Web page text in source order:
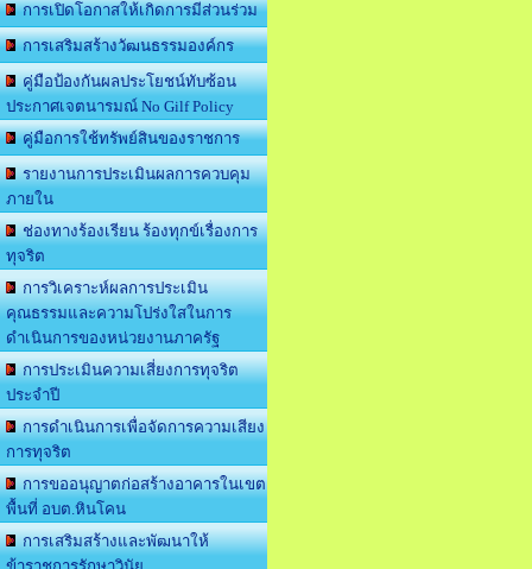
การเปิดโอกาสให้เกิดการมีส่วนร่วม
การเสริมสร้างวัฒนธรรมองค์กร
คู่มือป้องกันผลประโยชน์ทับซ้อน
ประกาศเจตนารมณ์ No Gilf Policy
คู่มือการใช้ทรัพย์สินของราชการ
รายงานการประเมินผลการควบคุม
ภายใน
ช่องทางร้องเรียน ร้องทุกข์เรื่องการ
ทุจริต
การวิเคราะห์ผลการประเมิน
คุณธรรมและความโปร่งใสในการ
ดำเนินการของหน่วยงานภาครัฐ
การประเมินความเสี่ยงการทุจริต
ประจำปี
การดำเนินการเพื่อจัดการความเสียง
การทุจริต
การขออนุญาตก่อสร้างอาคารในเขต
พื้นที่ อบต.หินโคน
การเสริมสร้างและพัฒนาให้